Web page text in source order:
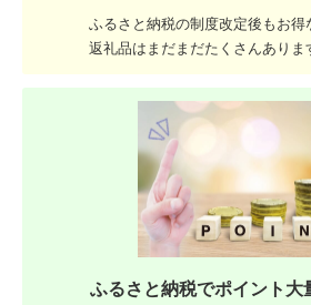
ふるさと納税の制度改定後もお得
返礼品はまだまだたくさんありま
ふるさと納税でポイント大